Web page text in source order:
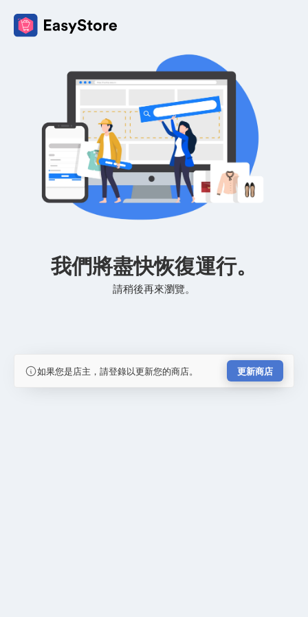
我們將盡快恢復運行。
請稍後再來瀏覽。
如果您是店主，請登錄以更新您的商店。 更新商店